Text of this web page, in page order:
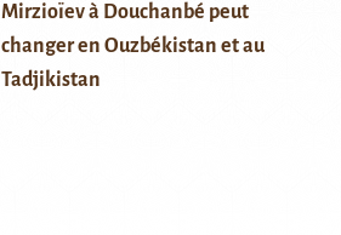
Mirzioïev à Douchanbé peut
changer en Ouzbékistan et au
Tadjikistan